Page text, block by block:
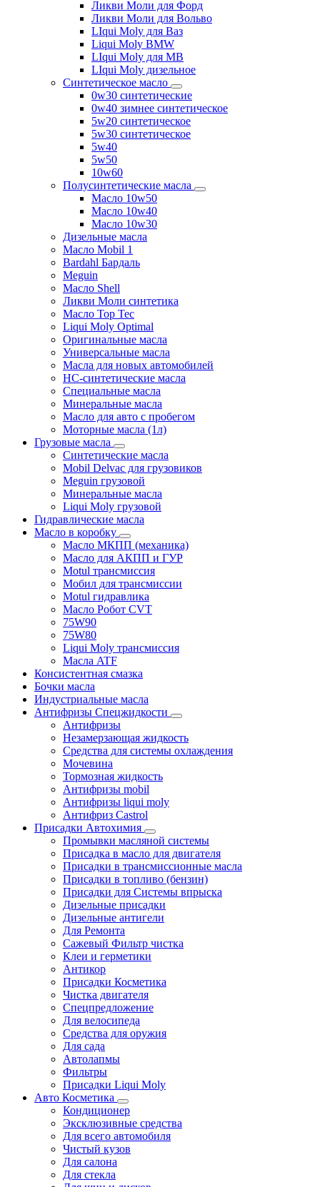
Ликви Моли для Форд
Ликви Моли для Вольво
LIqui Moly для Ваз
Liqui Moly BMW
LIqui Moly для MB
LIqui Moly дизельное
Синтетическое масло
0w30 синтетические
0w40 зимнее синтетическое
5w20 синтетическое
5w30 синтетическое
5w40
5w50
10w60
Полусинтетические масла
Масло 10w50
Масло 10w40
Масло 10w30
Дизельные масла
Масло Mobil 1
Bardahl Бардаль
Meguin
Масло Shell
Ликви Моли синтетика
Масло Top Tec
Liqui Moly Optimal
Оригинальные масла
Универсальные масла
Масла для новых автомобилей
HC-синтетические масла
Специальные масла
Минеральные масла
Масло для авто с пробегом
Моторные масла (1л)
Грузовые масла
Синтетические масла
Mobil Delvac для грузовиков
Meguin грузовой
Минеральные масла
Liqui Moly грузовой
Гидравлические масла
Масло в коробку
Масло МКПП (механика)
Масло для АКПП и ГУР
Motul трансмиссия
Мобил для трансмиссии
Motul гидравлика
Масло Робот CVT
75W90
75W80
Liqui Moly трансмиссия
Масла ATF
Консистентная смазка
Бочки масла
Индустриальные масла
Антифризы Спецжидкости
Антифризы
Незамерзающая жидкость
Средства для системы охлаждения
Мочевина
Тормозная жидкость
Антифризы mobil
Антифризы liqui moly
Антифриз Castrol
Присадки Автохимия
Промывки масляной системы
Присадка в масло для двигателя
Присадки в трансмиссионные масла
Присадки в топливо (бензин)
Присадки для Системы впрыска
Дизельные присадки
Дизельные антигели
Для Ремонта
Сажевый Фильтр чистка
Клеи и герметики
Антикор
Присадки Косметика
Чистка двигателя
Спецпредложение
Для велосипеда
Средства для оружия
Для сада
Автолапмы
Фильтры
Присадки Liqui Moly
Авто Косметика
Кондиционер
Эксклюзивные средства
Для всего автомобиля
Чистый кузов
Для салона
Для стекла